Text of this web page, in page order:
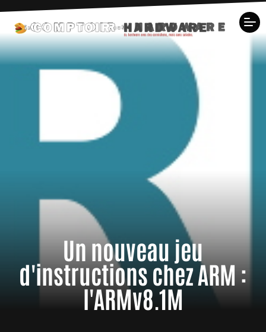
Un nouveau jeu
d'instructions chez ARM :
l'ARMv8.1M